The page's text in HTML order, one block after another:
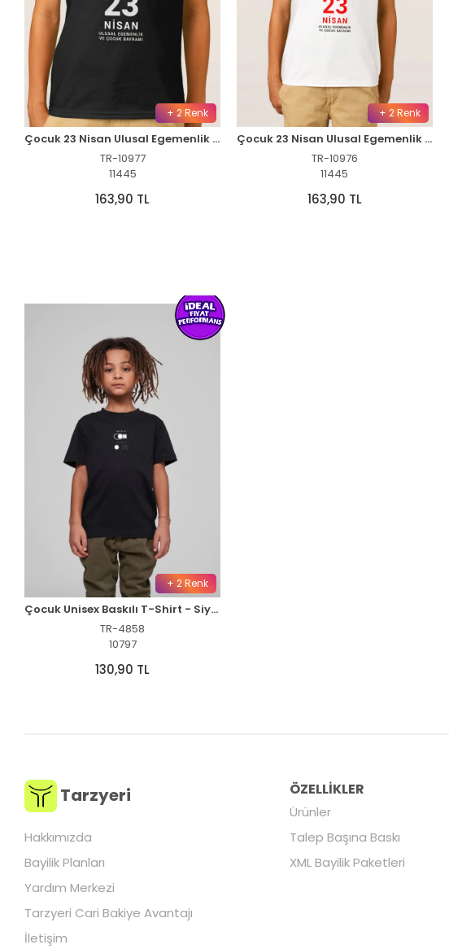
+ 2 Renk
Çocuk 23 Nisan Ulusal Egemenlik ve Çocuk Bayramı Baskılı Bisiklet Yaka T-shirt - Siyah
TR-10977
11445
163,90 TL
+ 2 Renk
Çocuk 23 Nisan Ulusal Egemenlik ve Çocuk Bayramı Baskılı Bisiklet Yaka T-shirt - Beyaz
TR-10976
11445
163,90 TL
+ 2 Renk
Çocuk Unisex Baskılı T-Shirt - Siyah
TR-4858
10797
130,90 TL
Tarzyeri
Hakkımızda
Bayilik Planları
Yardım Merkezi
Tarzyeri Cari Bakiye Avantajı
İletişim
ÖZELLİKLER
Ürünler
Talep Başına Baskı
XML Bayilik Paketleri